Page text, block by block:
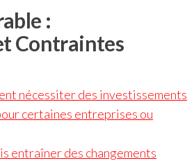
:
Contraintes
nécessiter des investissements
certaines entreprises ou
entraîner des changements